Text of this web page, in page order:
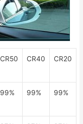
CR50 CR40 CR20
99% 99% 99%